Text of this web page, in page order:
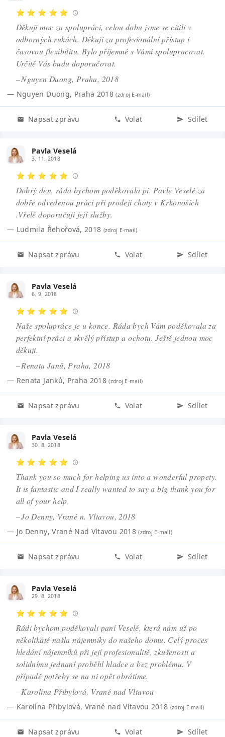
⭐ ⭐ ⭐ ⭐ ⭐
Děkuji moc za spolupráci, celou dobu jsme se cítili v
odborných rukách. Děkuji za profesionální přístup i
časovou flexibilitu. Bylo příjemné s Vámi spolupracovat.
Určitě Vás budu doporučovat.
– Nguyen Duong, Praha, 2018
— Nguyen Duong, Praha 2018(zdroj E-mail)
Napsat zprávu Volat Sdílet
Pavla Veselá
3. 11. 2018
⭐ ⭐ ⭐ ⭐ ⭐
Dobrý den, ráda bychom poděkovala pí. Pavle Veselé za
dobře odvedenou práci při prodeji chaty v Krkonoších
.Vřelé doporučuji její služby.
— Ludmila Řehořová,2018 (zdroj E-mail)
Napsat zprávu Volat Sdílet
Pavla Veselá
6. 9. 2018
⭐ ⭐ ⭐ ⭐ ⭐
Naše spolupráce je u konce. Ráda bych Vám poděkovala za
perfektní práci a skvělý přístup a ochotu. Ještě jednou moc
děkuji.
– Renata Janů, Praha, 2018
— Renata Janků, Praha 2018(zdroj E-mail)
Napsat zprávu Volat Sdílet
Pavla Veselá
30. 8. 2018
⭐ ⭐ ⭐ ⭐ ⭐
Thank you so much for helping us into a wonderful propety.
It is fantastic and I really wanted to say a big thank you for
all of your help.
– Jo Denny, Vrané n. Vltavou, 2018
— Jo Denny,Vrané Nad Vltavou 2018(zdroj E-mail)
Napsat zprávu Volat Sdílet
Pavla Veselá
29. 8. 2018
⭐ ⭐ ⭐ ⭐ ⭐
Rádi bychom poděkovali paní Veselé, která nám už po
několikáté našla nájemníky do našeho domu. Celý proces
hledání nájemníků při její profesionalitě, zkušenosti a
solidnímu jednaní proběhl hladce a bez problému. V
případě potřeby se na ni opět obrátíme.
– Karolína Přibylová, Vrané nad Vltavou
— Karolína Přibylová, Vrané nad Vltavou 2018 (zdroj E-mail)
Napsat zprávu Volat Sdílet